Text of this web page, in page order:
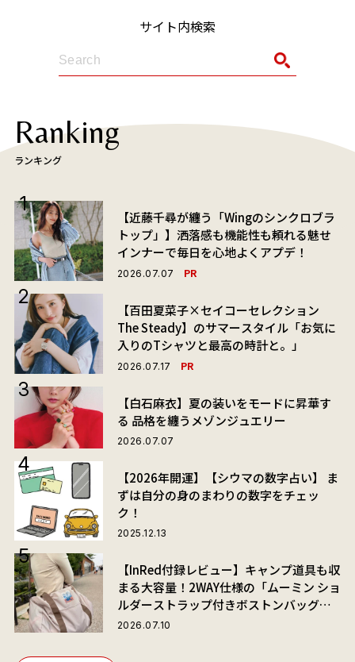
サイト内検索
Ranking
ランキング
【近藤千尋が纏う「Wingのシンクロブラ
トップ」】洒落感も機能性も頼れる魅せ
インナーで毎日を心地よくアプデ！
2026.07.07 PR
【百田夏菜子×セイコーセレクション
The Steady】のサマースタイル「お気に
入りのTシャツと最高の時計と。」
2026.07.17 PR
【白石麻衣】夏の装いをモードに昇華す
る 品格を纏うメゾンジュエリー
2026.07.07
【2026年開運】【シウマの数字占い】 ま
ずは自分の身のまわりの数字をチェッ
ク！
2025.12.13
【InRed付録レビュー】キャンプ道具も収
まる大容量！2WAY仕様の「ムーミン ショ
ルダーストラップ付きボストンバッグ」
が夏旅におすすめな理由
2026.07.10